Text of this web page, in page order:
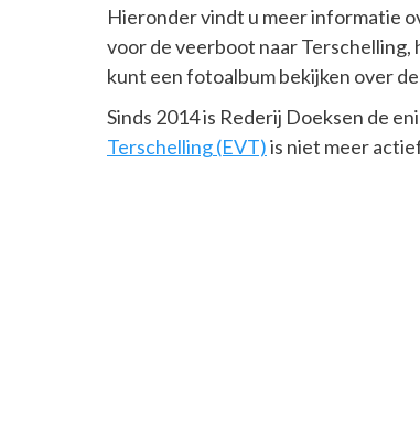
Hieronder vindt u meer informatie
voor de veerboot naar Terschelling,
kunt een fotoalbum bekijken over
Sinds 2014 is Rederij Doeksen de
Terschelling (EVT)is niet meer